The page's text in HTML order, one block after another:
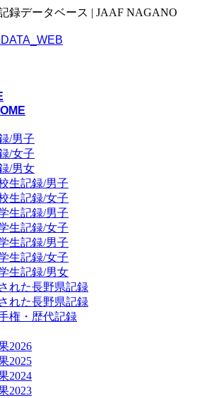
録データベース | JAAF NAGANO
/男子
/女子
/男女
生記録/男子
生記録/女子
生記録/男子
生記録/女子
生記録/男子
生記録/女子
生記録/男女
れた長野県記録
れた長野県記録
権・歴代記録
2026
2025
2024
2023